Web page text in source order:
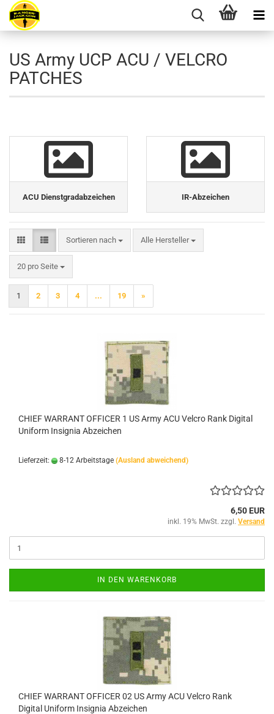
US Army UCP ACU / VELCRO
PATCHES
ACU Dienstgradabzeichen IR-Abzeichen
Sortieren nach
Sortieren nach Alle Hersteller
20 pro Seite
pro Seite
1 2 3 4 ... 19 »
CHIEF WARRANT OFFICER 1 US Army ACU Velcro Rank Digital
Uniform Insignia Abzeichen
Lieferzeit: 8-12 Arbeitstage (Ausland abweichend)
6,50 EUR
inkl. 19% MwSt. zzgl. Versand
IN DEN WARENKORB
CHIEF WARRANT OFFICER 02 US Army ACU Velcro Rank
Digital Uniform Insignia Abzeichen